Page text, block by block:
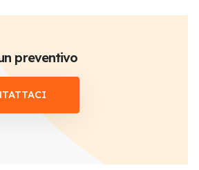
preventivo